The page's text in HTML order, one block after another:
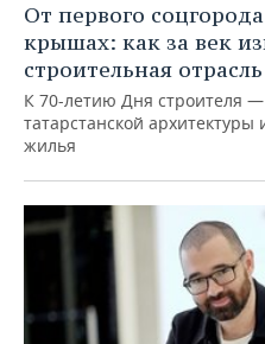
От первого
крышах: как за век
строительная
К 70-летию Дня строителя
татарстанской
жилья